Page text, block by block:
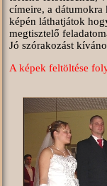
címeire, a
képén láthatjátok
megtisztelő
Jó szórakozást
A képek feltöltése